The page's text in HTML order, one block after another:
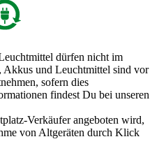
dürfen nicht im
Akkus und Leuchtmittel sind vor
sofern dies
findest Du bei unseren
Verkäufer angeboten wird,
von Altgeräten durch Klick